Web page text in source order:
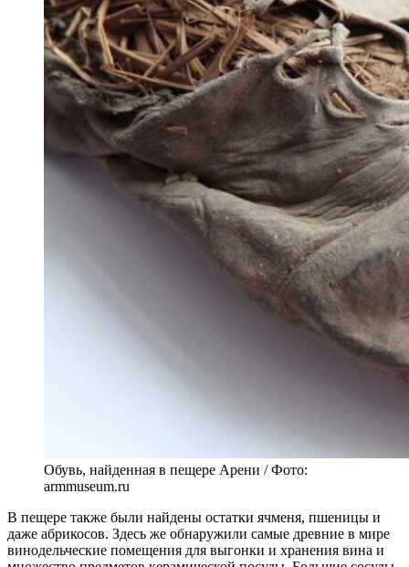
Обувь, найденная в пещере Арени / Фото:
armmuseum.ru
В пещере также были найдены остатки ячменя, пшеницы и
даже абрикосов. Здесь же обнаружили самые древние в мире
винодельческие помещения для выгонки и хранения вина и